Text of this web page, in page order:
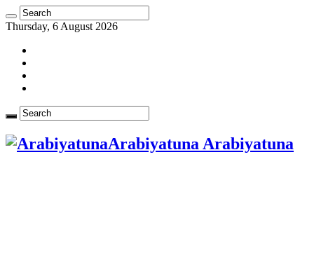
Thursday, 6 August 2026
Arabiyatuna Arabiyatuna